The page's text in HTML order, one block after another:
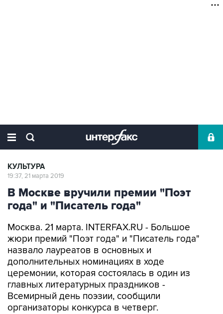
КУЛЬТУРА
19:37, 21 марта 2019
В Москве вручили премии "Поэт
года" и "Писатель года"
Москва. 21 марта. INTERFAX.RU - Большое
жюри премий "Поэт года" и "Писатель года"
назвало лауреатов в основных и
дополнительных номинациях в ходе
церемонии, которая состоялась в один из
главных литературных праздников -
Всемирный день поэзии, сообщили
организаторы конкурса в четверг.